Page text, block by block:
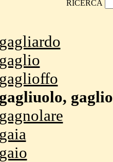
RICERCA
gagliardo
gaglio
gaglioffo
gagliuolo,
gagnolare
gaia
gaio